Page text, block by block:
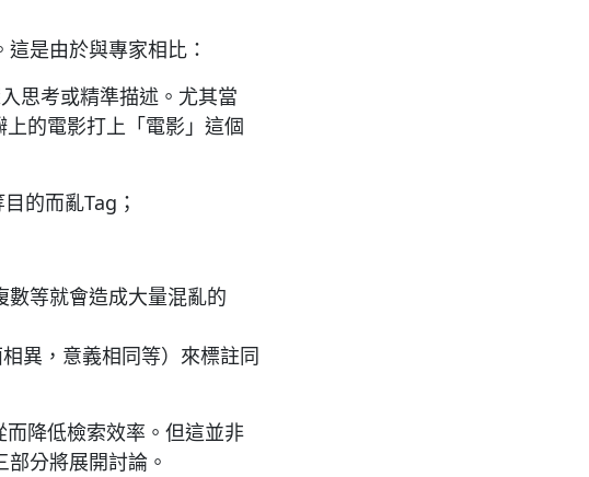
是由於與專家相比：
思考或精準描述。尤其當
的電影打上「電影」這個
的而亂Tag；
等就會造成大量混亂的
異，意義相同等）來標註同
降低檢索效率。但這並非
分將展開討論。